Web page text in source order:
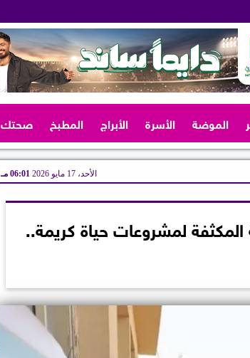
الموضة الأسرة الأبراج المطبخ صحتك
الأحد، 17 مايو 2026 06:01 مـ
المكثفة لمشروعات حياة كريمة..